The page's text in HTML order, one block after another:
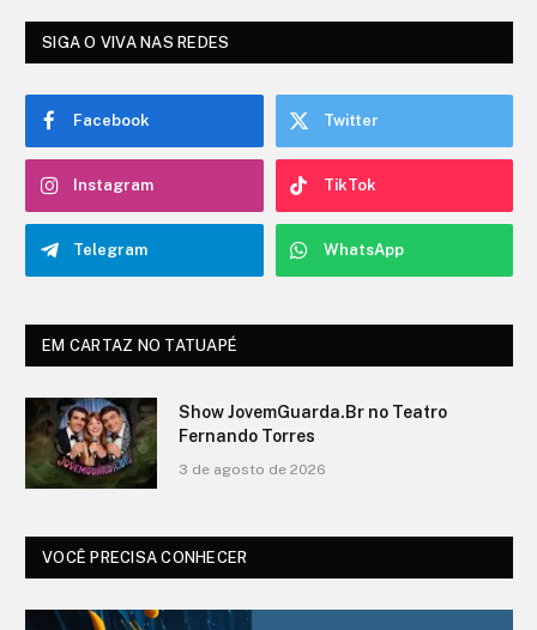
SIGA O VIVA NAS REDES
Facebook Twitter
Instagram TikTok
Telegram WhatsApp
EM CARTAZ NO TATUAPÉ
O Show de Ítalo no Teatro Fernando
Torres
3 de agosto de 2026
VOCÊ PRECISA CONHECER